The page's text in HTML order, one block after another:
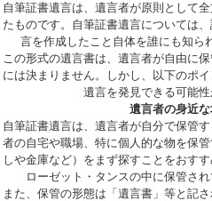
自筆証書遺言は、遺言者が原則として
たものです。自筆証書遺言については
言を作成したこと自体を誰にも知ら
この形式の遺言書は、遺言者が自由に
には決まりません。しかし、以下のポ
遺言を発見できる可能性
遺言者の身近
自筆証書遺言は、遺言者が自分で保管
者の自宅や職場、特に個人的な物を保
しや金庫など）をまず探すことをおす
ローゼット・タンスの中に保管さ
また、保管の形態は「遺言書」等と記